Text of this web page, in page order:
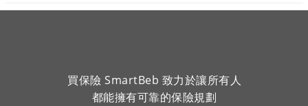
買保險 SmartBeb 致力於讓所有人
都能擁有可靠的保險規劃